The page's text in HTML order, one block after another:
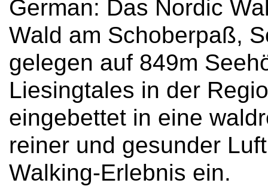
German: Das Nordic
Wald am Schoberpaß,
gelegen auf 849m
Liesingtales in der
eingebettet in eine
reiner und gesunder
Walking-Erlebnis ein.